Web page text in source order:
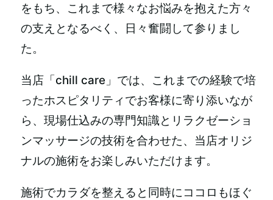
をもち、これまで様々なお悩みを抱えた方々
の支えとなるべく、日々奮闘して参りまし
た。
当店「chill care」では、これまでの経験で培
ったホスピタリティでお客様に寄り添いなが
ら、現場仕込みの専門知識とリラクゼーショ
ンマッサージの技術を合わせた、当店オリジ
ナルの施術をお楽しみいただけます。
施術でカラダを整えると同時にココロもほぐ